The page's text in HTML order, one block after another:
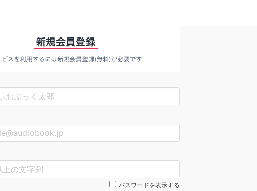
パスワードを表示する